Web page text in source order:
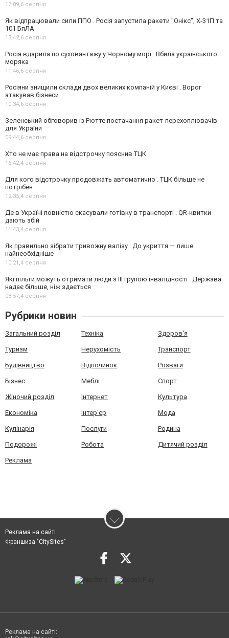
17:09,6 серпня
Як відпрацювали сили ППО . Росія запустила ракети "Онікс", Х-31П та
101 БпЛА
13:42,6 серпня
Росія вдарила по суховантажу у Чорному морі . Вбила українського
моряка
11:46,6 серпня
Росіяни знищили склади двох великих компаній у Києві . Ворог
атакував бізнеси
10:34,6 серпня
Зеленський обговорив із Рютте постачання ракет-перехоплювачів
для України
09:44,6 серпня
Хто не має права на відстрочку пояснив ТЦК
16:42,4 серпня
Для кого відстрочку продовжать автоматично . ТЦК більше не
потрібен
12:35,4 серпня
Де в Україні повністю скасували готівку в транспорті . QR-квитки
дають збій
11:43,4 серпня
Як правильно зібрати тривожну валізу . До укриття — лише
найнеобхідніше
10:21,4 серпня
Які пільги можуть отримати люди з III групою інвалідності . Держава
надає більше, ніж здається
08:57,4 серпня
Рубрики новин
Загальний розділ Техніка Здоров'я
Туризм Нерухомість Транспорт
Будівництво Відпочинок Розваги
Бізнес Меблі Спорт
Жіночий розділ Інтернет Культура
Економіка Інтер'єр Мода
Кулінарія Послуги Родина
Подорожі Робота Дитячий розділ
Реклама
Реклама на сайті
Франшиза "CitySites"
Реклама на сайті: